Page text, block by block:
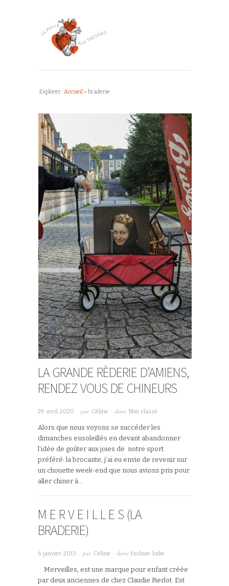
Explorer :Accueil » braderie
LA GRANDE RÈDERIE D’AMIENS,
RENDEZ VOUS DE CHINEURS
29 avril 2020 · par Céline · dans Non classé
Alors que nous voyons se succéder les
dimanches ensoleillés en devant abandonner
l’idée de goûter aux joies de notre sport
préféré: la brocante, j’ai eu envie de revenir sur
un chouette week-end que nous avions pris pour
aller chiner à…
M E R V E I L L E S (LA
BRADERIE)
6 janvier 2013 · par Céline · dans fashion babe
Merveilles, est une marque pour enfant créée
par deux anciennes de chez Claudie Pierlot. Est